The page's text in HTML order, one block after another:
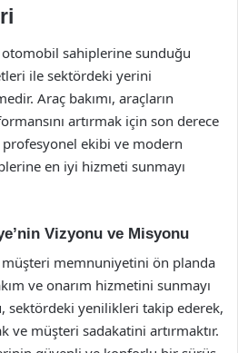
sahiplerine sunduğu
ile sektördeki yerini
Araç bakımı, araçların
artırmak için son derece
ekibi ve modern
en iyi hizmeti sunmayı
Vizyonu ve Misyonu
memnuniyetini ön planda
ve onarım hizmetini sunmayı
sektördeki yenilikleri takip ederek,
ve müşteri sadakatini artırmaktır.